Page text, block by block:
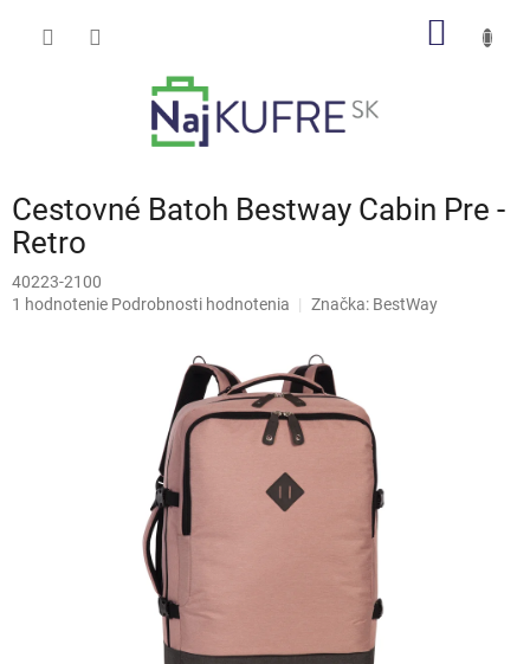
Cestovné Batoh Bestway Cabin Pre -
Retro
40223-2100
Priemerné
1 hodnotenie Podrobnosti hodnotenia Značka: BestWay